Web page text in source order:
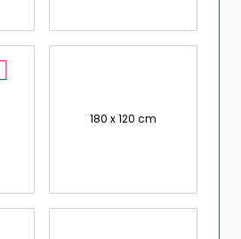
180 x 120 cm